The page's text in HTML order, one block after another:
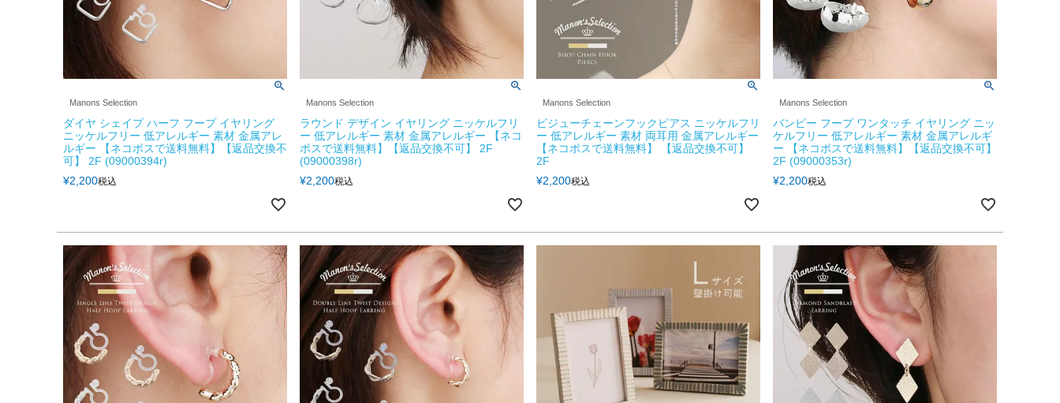
Manons Selection
ダイヤ シェイプ ハーフ フープ イヤリング
ニッケルフリー 低アレルギー 素材 金属アレ
ルギー 【ネコポスで送料無料】【返品交換不
可】 2F (09000394r)
¥2,200税込
Manons Selection
ラウンド デザイン イヤリング ニッケルフリ
ー 低アレルギー 素材 金属アレルギー 【ネコ
ポスで送料無料】【返品交換不可】 2F
(09000398r)
¥2,200税込
Manons Selection
ビジューチェーンフックピアス ニッケルフリ
ー 低アレルギー 素材 両耳用 金属アレルギー
【ネコポスで送料無料】 【返品交換不可】
2F
¥2,200税込
Manons Selection
バンピー フープ ワンタッチ イヤリング ニッ
ケルフリー 低アレルギー 素材 金属アレルギ
ー 【ネコポスで送料無料】【返品交換不可】
2F (09000353r)
¥2,200税込